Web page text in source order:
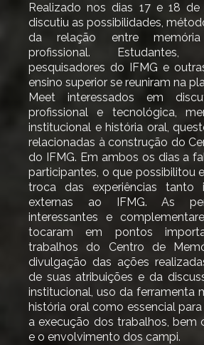
Realizado nos dias 17 e 18
discutiu as possibilidades,
da relação entre
profissional.
pesquisadores do IFMG e
ensino superior se reuniram na
Meet interessados em
profissional e tecnológica,
institucional e história oral,
relacionadas à construção do
do IFMG. Em ambos os dias a
participantes, o que possibilitou
troca das experiências tanto
externas ao IFMG. As
interessantes e
tocaram em pontos
trabalhos do Centro de
divulgação das ações
de suas atribuições e da
institucional, uso da ferramenta
história oral como essencial
a execução dos trabalhos, bem
e o envolvimento dos campi.